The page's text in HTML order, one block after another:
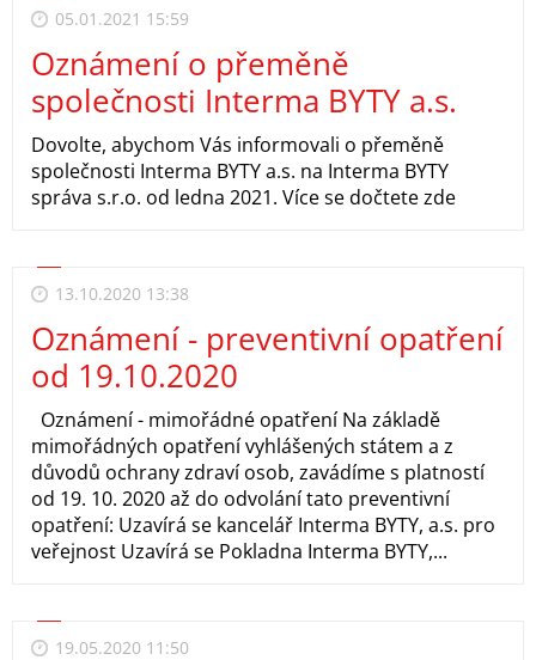
05.01.2021 15:59
Oznámení o přeměně
společnosti Interma BYTY a.s.
Dovolte, abychom Vás informovali o přeměně
společnosti Interma BYTY a.s. na Interma BYTY
správa s.r.o. od ledna 2021. Více se dočtete zde
13.10.2020 13:38
Oznámení - preventivní opatření
od 19.10.2020
Oznámení - mimořádné opatření Na základě
mimořádných opatření vyhlášených státem a z
důvodů ochrany zdraví osob, zavádíme s platností
od 19. 10. 2020 až do odvolání tato preventivní
opatření: Uzavírá se kancelář Interma BYTY, a.s. pro
veřejnost Uzavírá se Pokladna Interma BYTY,...
19.05.2020 11:50